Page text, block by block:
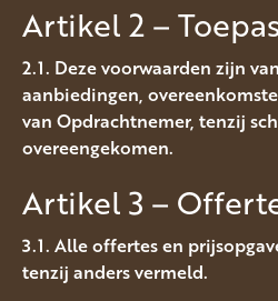
Artikel 2 –
2.1. Deze voorwaarden zijn
aanbiedingen,
van Opdrachtnemer, tenzij
overeengekomen.
Artikel 3 –
3.1. Alle offertes en
tenzij anders vermeld.